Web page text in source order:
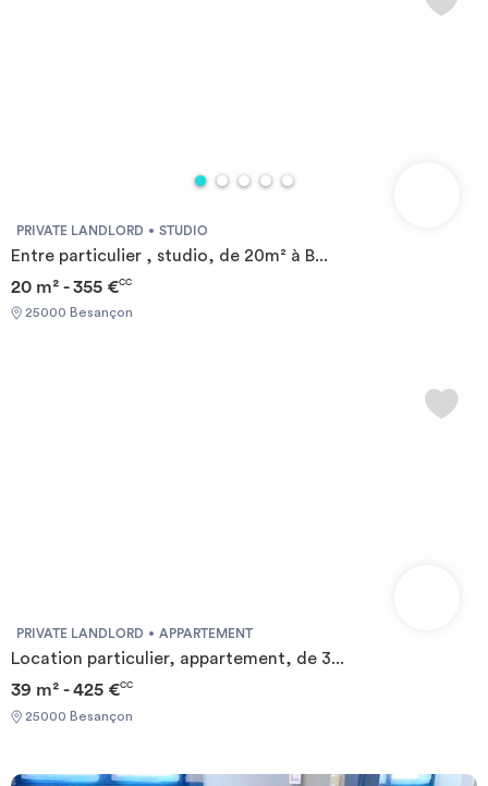
PRIVATE LANDLORD STUDIO
Entre particulier , studio, de 20m² à B...
20 m² - 355 €CC
25000 Besançon
PRIVATE LANDLORD APPARTEMENT
Location particulier, appartement, de 3...
39 m² - 425 €CC
25000 Besançon